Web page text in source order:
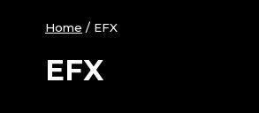
Home / EFX
EFX